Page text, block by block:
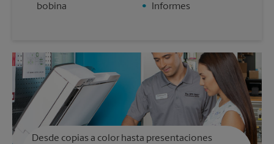
bobina
•
Informes
Desde copias a color hasta presentaciones